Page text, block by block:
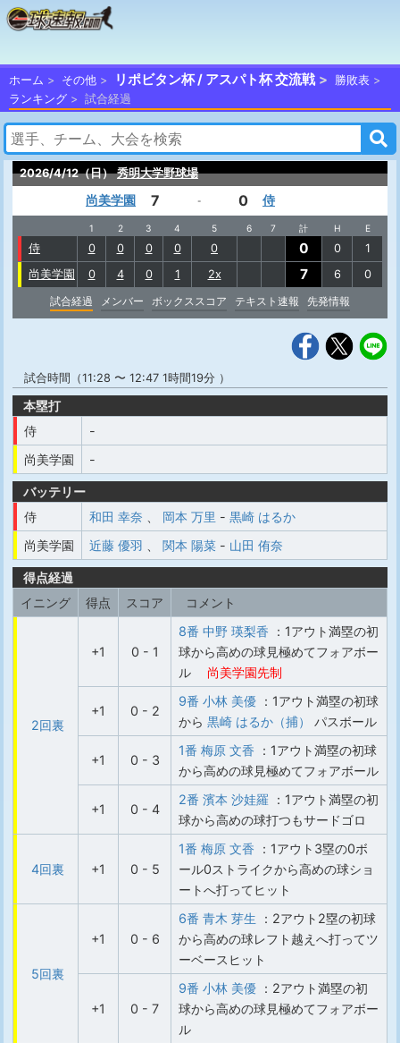
ホーム その他 リポビタン杯 / アスパト杯 交流戦
勝敗表
ランキング
試合経過
2026/4/12（日） 秀明大学野球場
尚美学園 7 - 0 侍
1 2 3 4 5 6 7 計 H E
侍 0 0 0 0 0 0 0
1
尚美学園
0 4 0 1 2x 7 6
0
試合経過
メンバー ボックススコア テキスト速報 先発情報
試合時間（11:28 〜 12:47 1時間19分 ）
本塁打
侍
-
尚美学園
-
バッテリー
侍
和田 幸奈 岡本 万里 - 黒崎 はるか
尚美学園
近藤 優羽 関本 陽菜 - 山田 侑奈
得点経過
イニング
得点 スコア コメント
2回裏
+1 0 - 1
8番 中野 瑛梨香 ：1アウト満塁の初
球から高めの球見極めてフォアボー
ル
尚美学園先制
+1 0 - 2
9番 小林 美優 ：1アウト満塁の初球
から 黒崎 はるか（捕） パスボール
+1 0 - 3
1番 梅原 文香 ：1アウト満塁の初球
から高めの球見極めてフォアボール
+1 0 - 4
2番 濱本 沙娃羅 ：1アウト満塁の初
球から高めの球打つもサードゴロ
4回裏 +1 0 - 5
1番 梅原 文香 ：1アウト3塁の0ボ
ール0ストライクから高めの球ショ
ートへ打ってヒット
5回裏
+1 0 - 6
6番 青木 芽生 ：2アウト2塁の初球
から高めの球レフト越えへ打ってツ
ーベースヒット
+1 0 - 7
9番 小林 美優 ：2アウト満塁の初
球から高めの球見極めてフォアボー
ル